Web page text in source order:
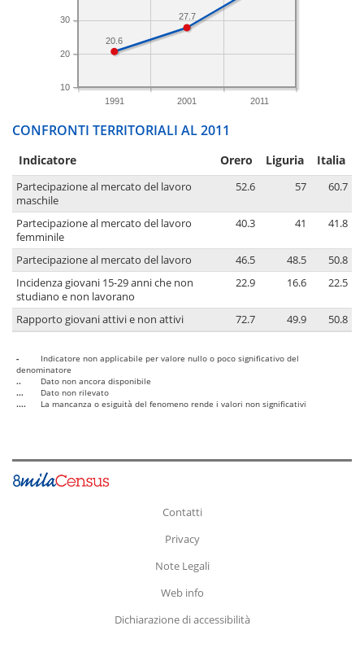
1991 2001 2011
10
20
30 27.7
20.6
CONFRONTI TERRITORIALI AL 2011
Indicatore Orero Liguria Italia
Partecipazione al mercato del lavoro
maschile
52.6 57 60.7
Partecipazione al mercato del lavoro
femminile
40.3 41 41.8
Partecipazione al mercato del lavoro 46.5 48.5
50.8
Incidenza giovani 15-29 anni che non
studiano e non lavorano
22.9 16.6 22.5
Rapporto giovani attivi e non attivi 72.7 49.9 50.8
-
Indicatore non applicabile per valore nullo o poco significativo del
denominatore
..
Dato non ancora disponibile
...
Dato non rilevato
....
La mancanza o esiguità del fenomeno rende i valori non significativi
Contatti
Privacy
Note Legali
Web info
Dichiarazione di accessibilità